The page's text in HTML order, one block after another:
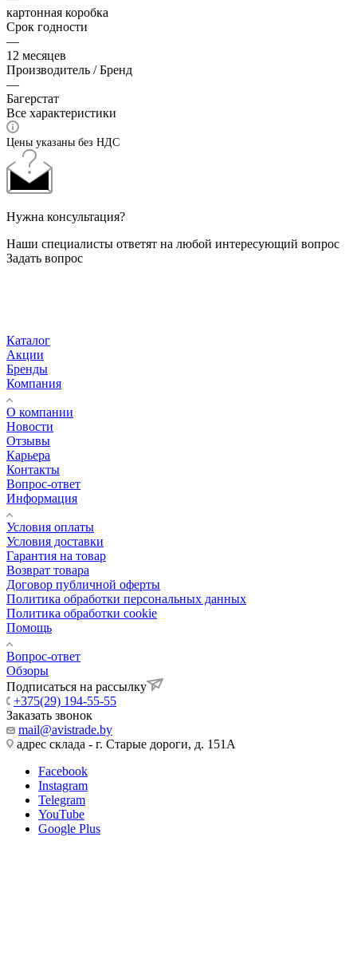
картонная коробка
Срок годности
—
12 месяцев
Производитель / Бренд
—
Багерстат
Все характеристики
Цены указаны без НДС
Нужна консультация?
Наши специалисты ответят на любой интересующий вопрос
Задать вопрос
Каталог
Акции
Бренды
Компания
О компании
Новости
Отзывы
Карьера
Контакты
Вопрос-ответ
Информация
Условия оплаты
Условия доставки
Гарантия на товар
Возврат товара
Договор публичной оферты
Политика обработки персональных данных
Политика обработки cookie
Помощь
Вопрос-ответ
Обзоры
Подписаться на рассылку
+375(29) 194-55-55
Заказать звонок
mail@avistrade.by
адрес склада - г. Старые дороги, д. 151А
Facebook
Instagram
Telegram
YouTube
Google Plus